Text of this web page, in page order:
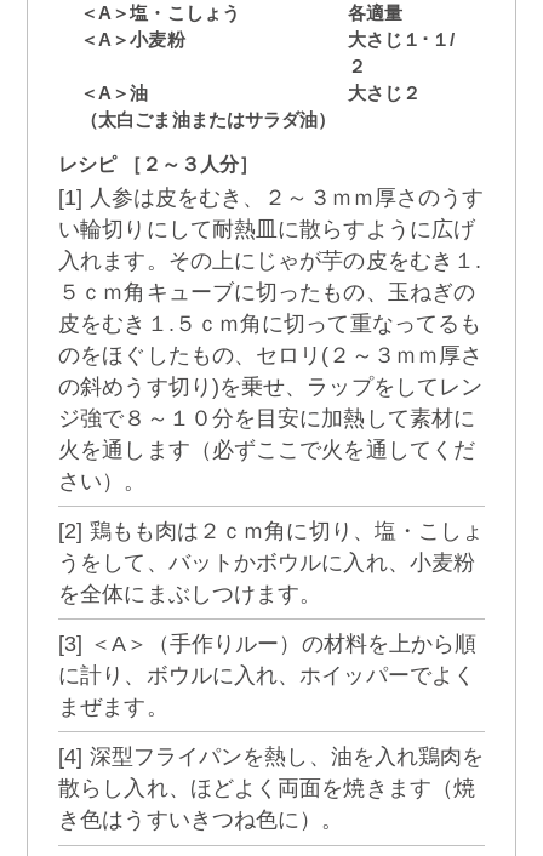
＜A＞塩・こしょう
各適量
＜A＞小麦粉
大さじ１･１/
２
＜A＞油
（太白ごま油またはサラダ油）
大さじ２
レシピ ［２～３人分］
[1] 人参は皮をむき、２～３ｍｍ厚さのうす
い輪切りにして耐熱皿に散らすように広げ
入れます。その上にじゃが芋の皮をむき１.
５ｃｍ角キューブに切ったもの、玉ねぎの
皮をむき１.５ｃｍ角に切って重なってるも
のをほぐしたもの、セロリ(２～３ｍｍ厚さ
の斜めうす切り)を乗せ、ラップをしてレン
ジ強で８～１０分を目安に加熱して素材に
火を通します（必ずここで火を通してくだ
さい）。
[2] 鶏もも肉は２ｃｍ角に切り、塩・こしょ
うをして、バットかボウルに入れ、小麦粉
を全体にまぶしつけます。
[3] ＜A＞（手作りルー）の材料を上から順
に計り、ボウルに入れ、ホイッパーでよく
まぜます。
[4] 深型フライパンを熱し、油を入れ鶏肉を
散らし入れ、ほどよく両面を焼きます（焼
き色はうすいきつね色に）。